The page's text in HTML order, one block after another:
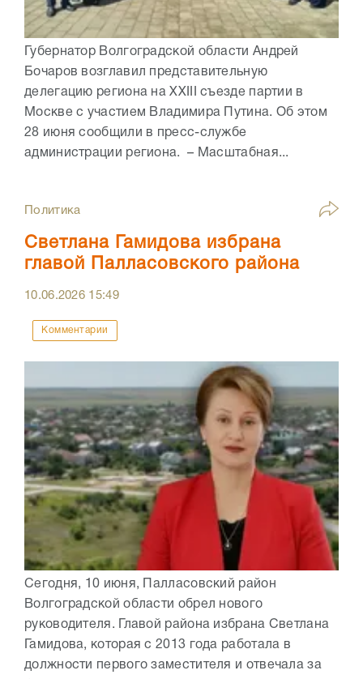
Губернатор Волгоградской области Андрей
Бочаров возглавил представительную
делегацию региона на XXIII съезде партии в
Москве с участием Владимира Путина. Об этом
28 июня сообщили в пресс-службе
администрации региона. – Масштабная...
Политика
Светлана Гамидова избрана
главой Палласовского района
10.06.2026 15:49
Комментарии
Сегодня, 10 июня, Палласовский район
Волгоградской области обрел нового
руководителя. Главой района избрана Светлана
Гамидова, которая с 2013 года работала в
должности первого заместителя и отвечала за